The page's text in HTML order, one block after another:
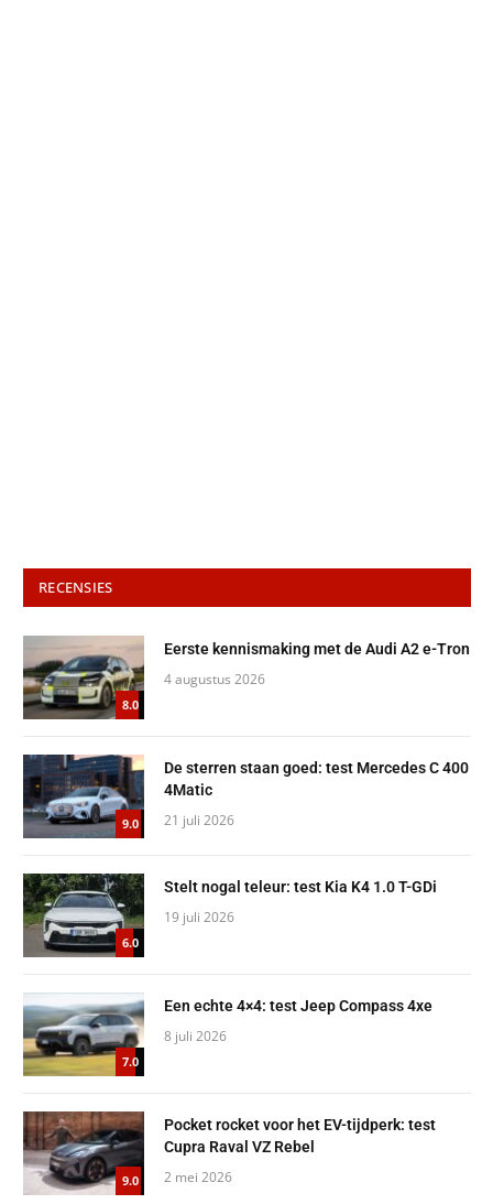
RECENSIES
8.0
Eerste kennismaking met de Audi A2 e-Tron
4 augustus 2026
9.0
De sterren staan goed: test Mercedes C 400
4Matic
21 juli 2026
6.0
Stelt nogal teleur: test Kia K4 1.0 T-GDi
19 juli 2026
7.0
Een echte 4×4: test Jeep Compass 4xe
8 juli 2026
9.0
Pocket rocket voor het EV-tijdperk: test
Cupra Raval VZ Rebel
2 mei 2026